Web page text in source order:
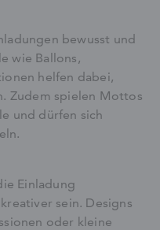
bewusst und
wie Ballons,
helfen dabei,
Zudem spielen Mottos
und dürfen sich
Einladung
sein. Designs
oder kleine